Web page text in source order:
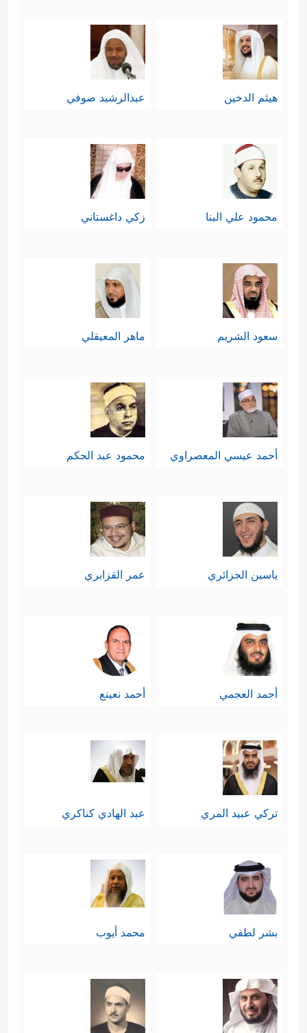
هيثم الدخين عبدالرشيد صوفي
محمود علي البنا زكي داغستاني
سعود الشريم ماهر المعيقلي
أحمد عيسي المعصراوي محمود عبد الحكم
ياسين الجزائري عمر القزابري
أحمد العجمي أحمد نعينع
تركي عبيد المري عبد الهادي كناكري
بشر لطفي محمد أيوب